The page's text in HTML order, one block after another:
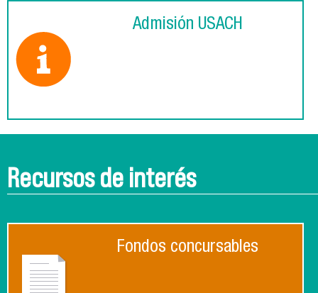
Admisión USACH
Recursos de interés
Fondos concursables